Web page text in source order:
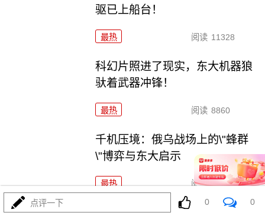
驱已上船台！
最热 阅读 11328
科幻片照进了现实，东大机器狼
驮着武器冲锋！
最热 阅读 8860
千机压境：俄乌战场上的\"蜂群
\"博弈与东大启示
最热 阅读 8699
波斯要给中东\"物理断网\"，特朗
点评一下 0 0